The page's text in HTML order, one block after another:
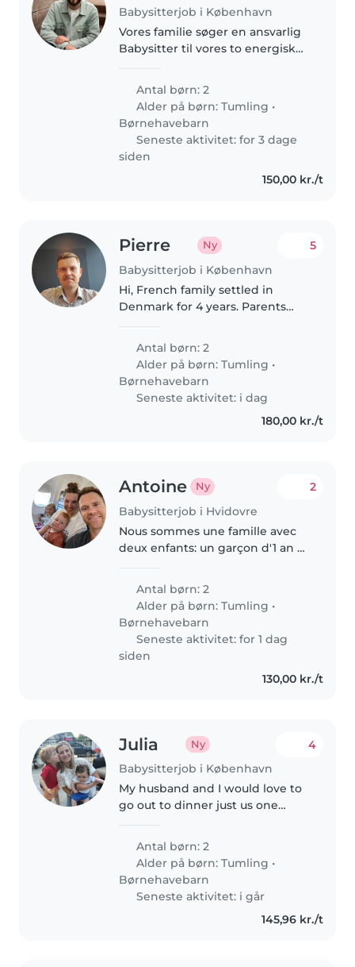
Babysitterjob i København
Vores familie søger en ansvarlig
Babysitter til vores to energiske
nysgerrige og elsker at lege. Vi
foretrækker en, der kan snakke
dansk, da børnene ikke er..
Antal børn: 2
Alder på børn:Tumling •
Børnehavebarn
Seneste aktivitet: for 3 dage
siden
150,00 kr./t
Pierre Ny
Babysitterjob i København
5
Hi, French family settled in
Denmark for 4 years. Parents
speak French and Danish. Mostly
looking for a baby sitter who can
watch the kids during..
Antal børn: 2
Alder på børn:Tumling •
Børnehavebarn
Seneste aktivitet: i dag
180,00 kr./t
Antoine Ny
Babysitterjob i Hvidovre
2
Nous sommes une famille avec
deux enfants: un garçon d'1 an et
d'aprem et soirée. Ex: récupérer
enfants à la crèche, leur..
Antal børn: 2
Alder på børn:Tumling •
Børnehavebarn
Seneste aktivitet: for 1 dag
siden
130,00 kr./t
Julia Ny
Babysitterjob i København
4
My husband and I would love to
go out to dinner just us one
Copenhagen. We are looking for
someone to babysit our two
boys, ages 4 and 18 months for a
couple..
Antal børn: 2
Alder på børn:Tumling •
Børnehavebarn
Seneste aktivitet: i går
145,96 kr./t